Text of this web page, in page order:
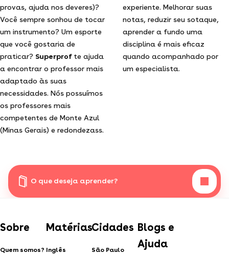
provas, ajuda nos deveres)?
Você sempre sonhou de tocar
um instrumento? Um esporte
que você gostaria de
praticar? Superprof te ajuda
a encontrar o professor mais
adaptado às suas
necessidades. Nós possuímos
os professores mais
competentes de Monte Azul
(Minas Gerais) e redondezass.
experiente. Melhorar suas
notas, reduzir seu sotaque,
aprender a fundo uma
disciplina é mais eficaz
quando acompanhado por
um especialista.
O que deseja aprender?
Sobre
Quem somos?
Matérias
Inglês
Cidades
São Paulo
Blogs e
Ajuda